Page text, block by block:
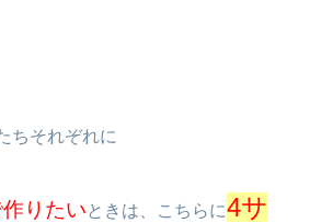
ちそれぞれに
りたい ときは、こちらに4サ